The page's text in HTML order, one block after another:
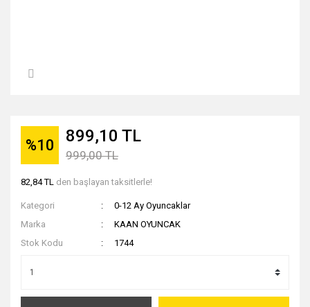
%10 899,10 TL
999,00 TL
82,84 TL den başlayan taksitlerle!
Kategori
0-12 Ay Oyuncaklar
Marka
KAAN OYUNCAK
Stok Kodu
1744